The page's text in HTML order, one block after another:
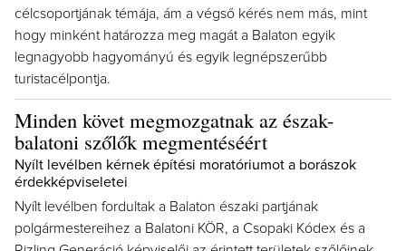
célcsoportjának témája, ám a végső kérés nem más, mint
hogy minként határozza meg magát a Balaton egyik
legnagyobb hagyományú és egyik legnépszerűbb
turistacélpontja.
Minden követ megmozgatnak az észak-
balatoni szőlők megmentéséért
Nyílt levélben kérnek építési moratóriumot a borászok
érdekképviseletei
Nyílt levélben fordultak a Balaton északi partjának
polgármestereihez a Balatoni KÖR, a Csopaki Kódex és a